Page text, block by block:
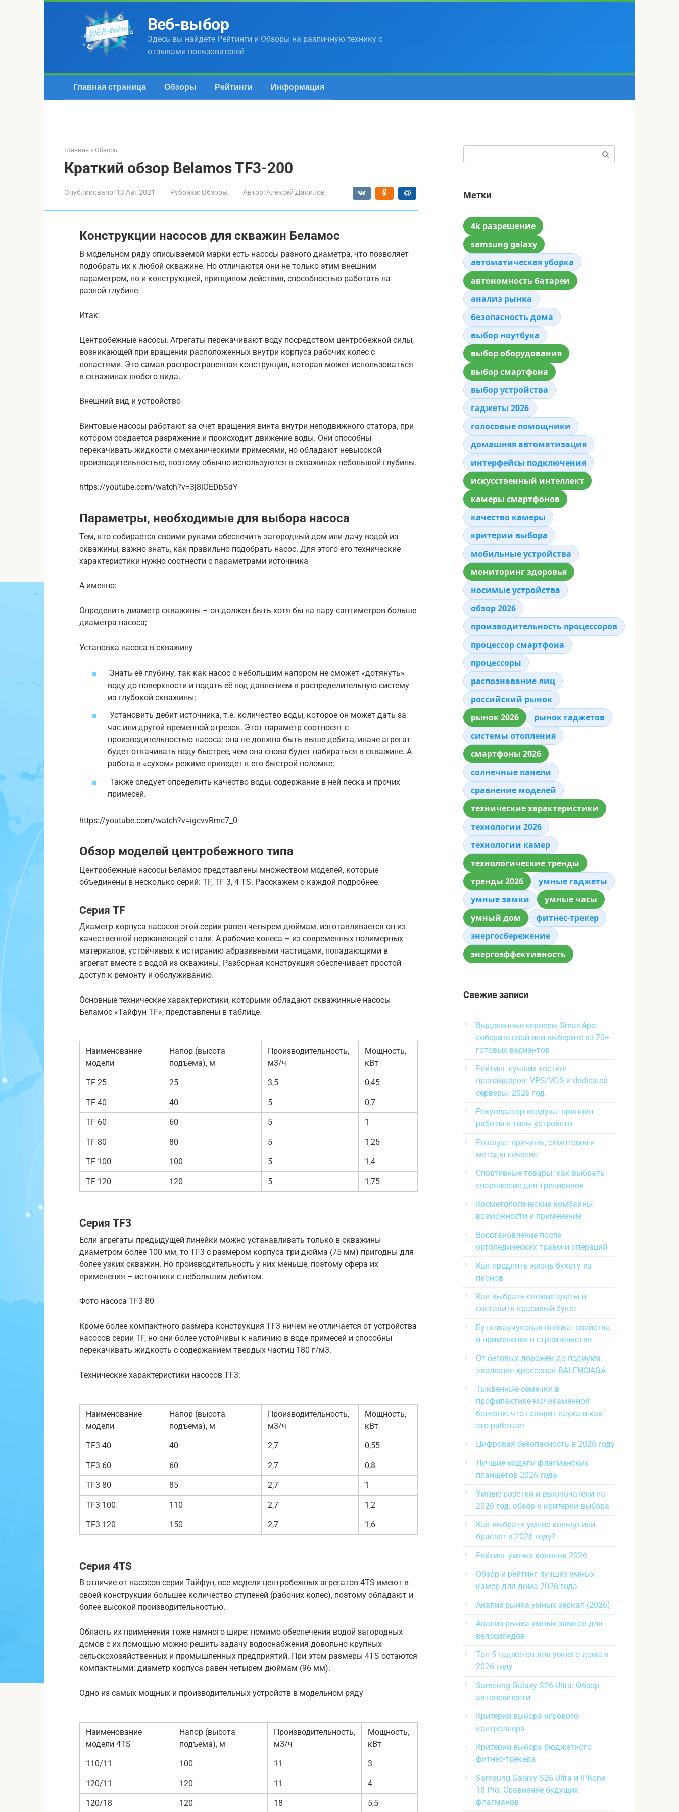
Веб-выбор
Здесь вы найдете Рейтинги и Обзоры на различную технику с
отзывами пользователей
Главная страница Обзоры Рейтинги Информация
Главная » Обзоры
Краткий обзор Belamos TF3-200
Опубликовано: 13 Авг 2021 Рубрика: Обзоры Автор: Алексей Данилов
Конструкции насосов для скважин Беламос
В модельном ряду описываемой марки есть насосы разного диаметра, что позволяет
подобрать их к любой скважине. Но отличаются они не только этим внешним
параметром, но и конструкцией, принципом действия, способностью работать на
разной глубине.
Итак:
Центробежные насосы. Агрегаты перекачивают воду посредством центробежной силы,
возникающей при вращении расположенных внутри корпуса рабочих колес с
лопастями. Это самая распространенная конструкция, которая может использоваться
в скважинах любого вида.
Внешний вид и устройство
Винтовые насосы работают за счет вращения винта внутри неподвижного статора, при
котором создается разряжение и происходит движение воды. Они способны
перекачивать жидкости с механическими примесями, но обладают невысокой
производительностью, поэтому обычно используются в скважинах небольшой глубины.
https://youtube.com/watch?v=3j8iOEDbSdY
Параметры, необходимые для выбора насоса
Тем, кто собирается своими руками обеспечить загородный дом или дачу водой из
скважины, важно знать, как правильно подобрать насос. Для этого его технические
характеристики нужно соотнести с параметрами источника
А именно:
Определить диаметр скважины – он должен быть хотя бы на пару сантиметров больше
диаметра насоса;
Установка насоса в скважину
Знать её глубину, так как насос с небольшим напором не сможет «дотянуть»
воду до поверхности и подать её под давлением в распределительную систему
из глубокой скважины;
Установить дебит источника, т.е. количество воды, которое он может дать за
час или другой временной отрезок. Этот параметр соотносят с
производительностью насоса: она не должна быть выше дебита, иначе агрегат
будет откачивать воду быстрее, чем она снова будет набираться в скважине. А
работа в «сухом» режиме приведет к его быстрой поломке;
Также следует определить качество воды, содержание в ней песка и прочих
примесей.
https://youtube.com/watch?v=igcvvRmc7_0
Обзор моделей центробежного типа
Центробежные насосы Беламос представлены множеством моделей, которые
объединены в несколько серий: TF, TF 3, 4 TS. Расскажем о каждой подробнее.
Серия TF
Диаметр корпуса насосов этой серии равен четырем дюймам, изготавливается он из
качественной нержавеющей стали. А рабочие колеса – из современных полимерных
материалов, устойчивых к истиранию абразивными частицами, попадающими в
агрегат вместе с водой из скважины. Разборная конструкция обеспечивает простой
доступ к ремонту и обслуживанию.
Основные технические характеристики, которыми обладают скважинные насосы
Беламос «Тайфун TF», представлены в таблице.
Наименование
модели
Напор (высота
подъема), м
Производительность,
м3/ч
Мощность,
кВт
TF 25 25 3,5 0,45
TF 40 40 5 0,7
TF 60 60 5 1
TF 80 80 5 1,25
TF 100 100 5 1,4
TF 120 120 5 1,75
Серия TF3
Если агрегаты предыдущей линейки можно устанавливать только в скважины
диаметром более 100 мм, то TF3 с размером корпуса три дюйма (75 мм) пригодны для
более узких скважин. Но производительность у них меньше, поэтому сфера их
применения – источники с небольшим дебитом.
Фото насоса TF3 80
Кроме более компактного размера конструкция TF3 ничем не отличается от устройства
насосов серии TF, но они более устойчивы к наличию в воде примесей и способны
перекачивать жидкость с содержанием твердых частиц 180 г/м3.
Технические характеристики насосов TF3:
Наименование
модели
Напор (высота
подъема), м
Производительность,
м3/ч
Мощность,
кВт
TF3 40 40 2,7 0,55
TF3 60 60 2,7 0,8
TF3 80 85 2,7 1
TF3 100 110 2,7 1,2
TF3 120 150 2,7 1,6
Серия 4TS
В отличие от насосов серии Тайфун, все модели центробежных агрегатов 4TS имеют в
своей конструкции большее количество ступеней (рабочих колес), поэтому обладают и
более высокой производительностью.
Область их применения тоже намного шире: помимо обеспечения водой загородных
домов с их помощью можно решить задачу водоснабжения довольно крупных
сельскохозяйственных и промышленных предприятий. При этом размеры 4TS остаются
компактными: диаметр корпуса равен четырем дюймам (96 мм).
Одно из самых мощных и производительных устройств в модельном ряду
Наименование
модели 4TS
Напор (высота
подъема), м
Производительность,
м3/ч
Мощность,
кВт
110/11 100 11 3
120/11 120 11 4
120/18 120 18 5,5
Метки
4k разрешение
samsung galaxy
автоматическая уборка
автономность батареи
анализ рынка
безопасность дома
выбор ноутбука
выбор оборудования
выбор смартфона
выбор устройства
гаджеты 2026
голосовые помощники
домашняя автоматизация
интерфейсы подключения
искусственный интеллект
камеры смартфонов
качество камеры
критерии выбора
мобильные устройства
мониторинг здоровья
носимые устройства
обзор 2026
производительность процессоров
процессор смартфона
процессоры
распознавание лиц
российский рынок
рынок 2026
рынок гаджетов
системы отопления
смартфоны 2026
солнечные панели
сравнение моделей
технические характеристики
технологии 2026
технологии камер
технологические тренды
тренды 2026
умные гаджеты
умные замки
умные часы
умный дом
фитнес-трекер
энергосбережение
энергоэффективность
Свежие записи
Выделенные серверы SmartApe:
соберите свой или выберите из 70+
готовых вариантов
Рейтинг лучших хостинг-
провайдеров: VPS/VDS и dedicated
серверы. 2026 год.
Рекуператор воздуха: принцип
работы и типы устройств
Розацеа: причины, симптомы и
методы лечения
Спортивные товары: как выбрать
снаряжение для тренировок
Косметологические комбайны:
возможности и применение
Восстановление после
ортопедических травм и операций
Как продлить жизнь букету из
пионов
Как выбрать свежие цветы и
составить красивый букет
Бутилкаучуковая плёнка: свойства
и применение в строительстве
От беговых дорожек до подиума:
эволюция кроссовок BALENCIAGA
Тыквенные семечки в
профилактике мочекаменной
болезни: что говорит наука и как
это работает
Цифровая безопасность в 2026 году
Лучшие модели флагманских
планшетов 2026 года
Умные розетки и выключатели на
2026 год: обзор и критерии выбора
Как выбрать умное кольцо или
браслет в 2026 году?
Рейтинг умных колонок 2026
Обзор и рейтинг лучших умных
камер для дома 2026 года
Анализ рынка умных зеркал (2026)
Анализ рынка умных замков для
велосипедов
Топ-5 гаджетов для умного дома в
2026 году
Samsung Galaxy S26 Ultra: Обзор
автономности
Критерии выбора игрового
контроллера
Критерии выбора бюджетного
фитнес-трекера
Samsung Galaxy S26 Ultra и iPhone
18 Pro: Сравнение будущих
флагманов